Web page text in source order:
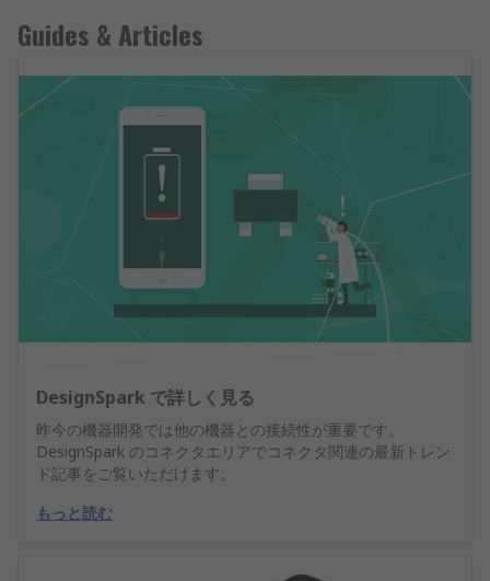
Guides & Articles
DesignSpark で詳しく見る
昨今の機器開発では他の機器との接続性が重要です。
DesignSpark のコネクタエリアでコネクタ関連の最新トレン
ド記事をご覧いただけます。
もっと読む